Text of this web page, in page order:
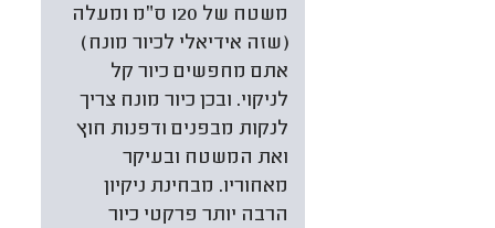
משטח של 120 ס״מ ומעלה
(שזה אידיאלי לכיור מונח)
אתם מחפשים כיור קל
לניקוי. ובכן כיור מונח צריך
לנקות מבפנים ודפנות חוץ
ואת המשטח ובעיקר
מאחוריו. מבחינת ניקיון
הרבה יותר פרקטי כיור